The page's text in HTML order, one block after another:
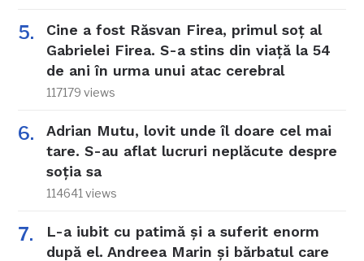
Cine a fost Răsvan Firea, primul soț al
Gabrielei Firea. S-a stins din viață la 54
de ani în urma unui atac cerebral
117179 views
Adrian Mutu, lovit unde îl doare cel mai
tare. S-au aflat lucruri neplăcute despre
soția sa
114641 views
L-a iubit cu patimă și a suferit enorm
după el. Andreea Marin și bărbatul care